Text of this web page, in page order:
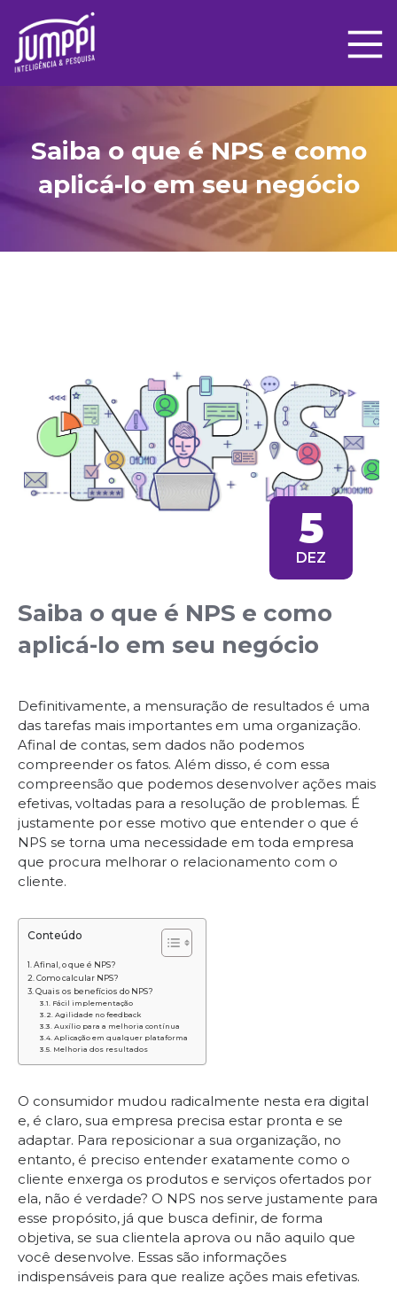
Saiba o que é NPS e como
aplicá-lo em seu negócio
5
DEZ
Saiba o que é NPS e como
aplicá-lo em seu negócio
Definitivamente, a mensuração de resultados é uma
das tarefas mais importantes em uma organização.
Afinal de contas, sem dados não podemos
compreender os fatos. Além disso, é com essa
compreensão que podemos desenvolver ações mais
efetivas, voltadas para a resolução de problemas. É
justamente por esse motivo que entender o que é
NPS se torna uma necessidade em toda empresa
que procura melhorar o relacionamento com o
cliente.
Conteúdo
Afinal, o que é NPS?
Como calcular NPS?
Quais os benefícios do NPS?
Fácil implementação
Agilidade no feedback
Auxílio para a melhoria contínua
Aplicação em qualquer plataforma
Melhoria dos resultados
O consumidor mudou radicalmente nesta era digital
e, é claro, sua empresa precisa estar pronta e se
adaptar. Para reposicionar a sua organização, no
entanto, é preciso entender exatamente como o
cliente enxerga os produtos e serviços ofertados por
ela, não é verdade? O NPS nos serve justamente para
esse propósito, já que busca definir, de forma
objetiva, se sua clientela aprova ou não aquilo que
você desenvolve. Essas são informações
indispensáveis para que realize ações mais efetivas.